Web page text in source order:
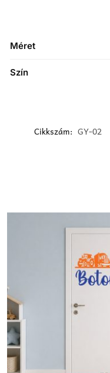
Méret
Szín
Cikkszám: GY-02